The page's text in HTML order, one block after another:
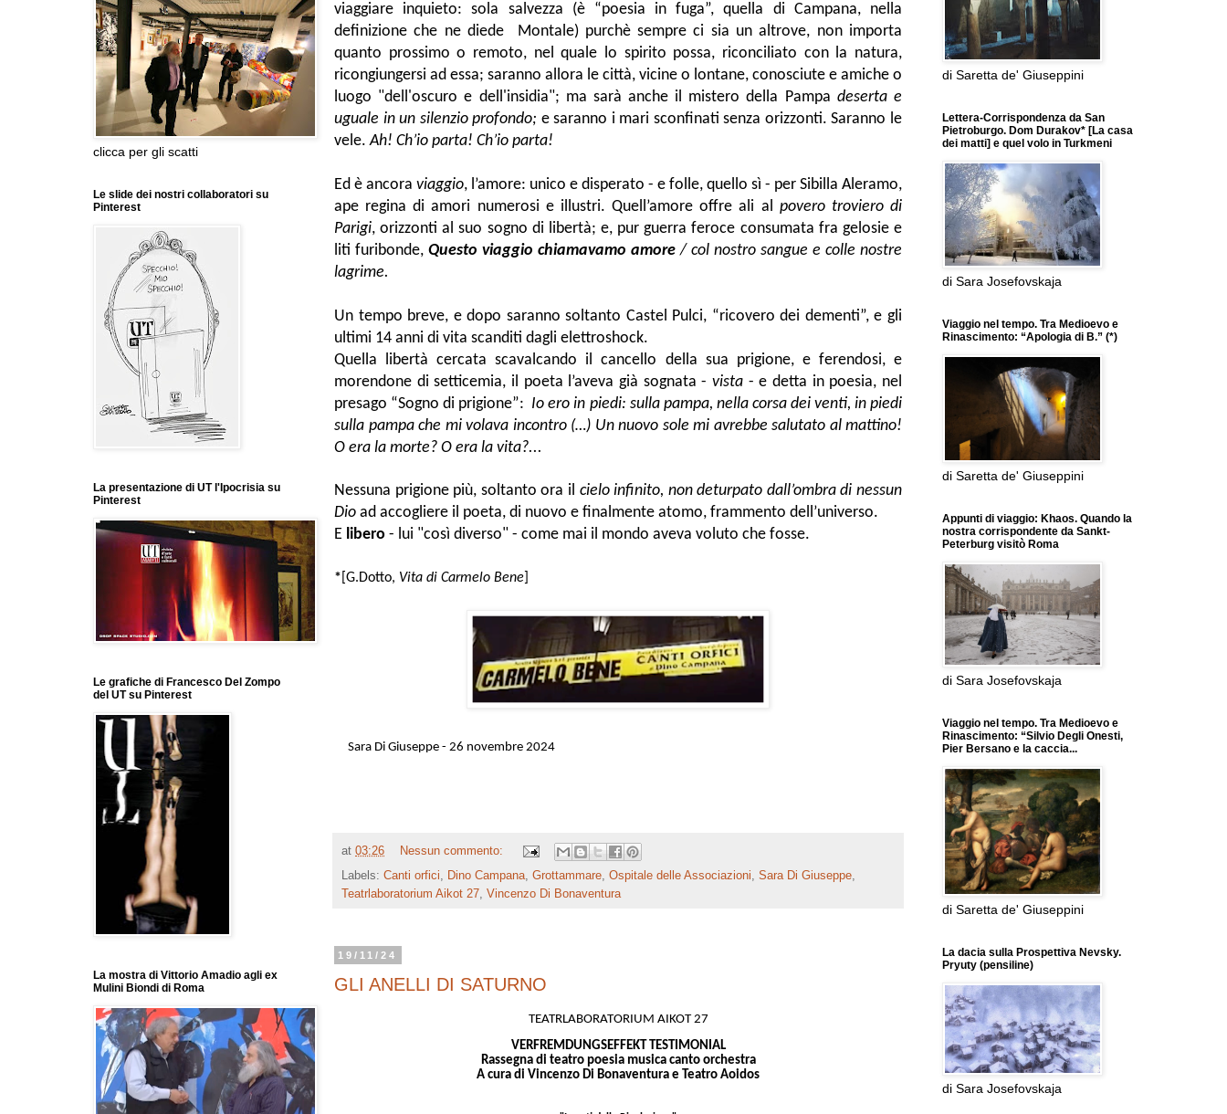
viaggiare inquieto: sola salvezza (è “poesia in fuga”, quella di Campana, nella
definizione che ne diede Montale) purchè sempre ci sia un altrove, non importa
quanto prossimo o remoto, nel quale lo spirito possa, riconciliato con la natura,
ricongiungersi ad essa; saranno allora le città, vicine o lontane, conosciute e amiche o
luogo "dell'oscuro e dell'insidia"; ma sarà anche il mistero della Pampa deserta e
uguale in un silenzio profondo; e saranno i mari sconfinati senza orizzonti. Saranno le
vele.Ah! Ch’io parta! Ch’io parta!
Ed è ancora viaggio, l’amore: unico e disperato - e folle, quello sì - per Sibilla Aleramo,
ape regina di amori numerosi e illustri. Quell’amore offre ali al povero troviero di
Parigi, orizzonti al suo sogno di libertà; e, pur guerra feroce consumata fra gelosie e
liti furibonde, Questo viaggio chiamavamo amore / col nostro sangue e colle nostre
lagrime.
Un tempo breve, e dopo saranno soltanto Castel Pulci, “ricovero dei dementi”, e gli
ultimi 14 anni di vita scanditi dagli elettroshock.
Quella libertà cercata scavalcando il cancello della sua prigione, e ferendosi, e
morendone di setticemia, il poeta l’aveva già sognata - vista - e detta in poesia, nel
presago “Sogno di prigione”: Io ero in piedi: sulla pampa, nella corsa dei venti, in piedi
sulla pampa che mi volava incontro (…) Un nuovo sole mi avrebbe salutato al mattino!
O era la morte? O era la vita?...
Nessuna prigione più, soltanto ora il cielo infinito, non deturpato dall’ombra di nessun
Dio ad accogliere il poeta, di nuovo e finalmente atomo, frammento dell’universo.
E libero - lui "così diverso" - come mai il mondo aveva voluto che fosse.
* [G.Dotto, Vita di Carmelo Bene
Sara Di Giuseppe - 26 novembre 2024
at 03:26
Nessun commento:
Labels: Canti orfici, Dino Campana, Grottammare, Ospitale delle Associazioni, Sara Di Giuseppe,
Teatrlaboratorium Aikot 27, Vincenzo Di Bonaventura
19/11/24
GLI ANELLI DI SATURNO
TEATRLABORATORIUM AIKOT 27
VERFREMDUNGSEFFEKT TESTIMONIAL
Rassegna di teatro poesia musica canto orchestra
A cura di Vincenzo Di Bonaventura e Teatro Aoidos
clicca per gli scatti
Le slide dei nostri collaboratori su
Pinterest
La presentazione di UT l'Ipocrisia su
Pinterest
Le grafiche di Francesco Del Zompo
del UT su Pinterest
La mostra di Vittorio Amadio agli ex
Mulini Biondi di Roma
di Saretta de' Giuseppini
Lettera-Corrispondenza da San
Pietroburgo. Dom Durakov* [La casa
dei matti] e quel volo in Turkmeni
di Sara Josefovskaja
Viaggio nel tempo. Tra Medioevo e
Rinascimento: “Apologia di B.” (*)
di Saretta de' Giuseppini
Appunti di viaggio: Khaos. Quando la
nostra corrispondente da Sankt-
Peterburg visitò Roma
di Sara Josefovskaja
Viaggio nel tempo. Tra Medioevo e
Rinascimento: “Silvio Degli Onesti,
Pier Bersano e la caccia...
di Saretta de' Giuseppini
La dacia sulla Prospettiva Nevsky.
Pryuty (pensiline)
di Sara Josefovskaja